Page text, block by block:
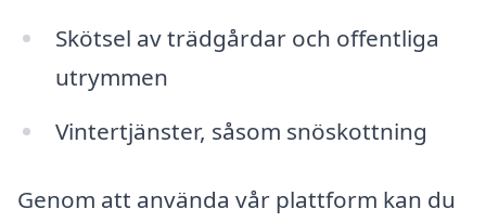
Skötsel av trädgårdar och offentliga
utrymmen
Vintertjänster, såsom snöskottning
Genom att använda vår plattform kan du